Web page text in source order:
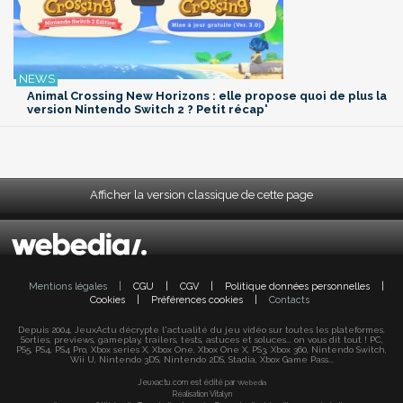
Animal Crossing New Horizons : elle propose quoi de plus la
version Nintendo Switch 2 ? Petit récap'
Afficher la version classique de cette page
Mentions légales CGU CGV Politique données personnelles
Cookies
Préférences cookies Contacts
Depuis 2004, JeuxActu décrypte l'actualité du jeu vidéo sur toutes les plateformes.
Sorties, previews, gameplay, trailers, tests, astuces et soluces... on vous dit tout ! PC,
PS5, PS4, PS4 Pro, Xbox series X, Xbox One, Xbox One X, PS3, Xbox 360, Nintendo Switch,
Wii U, Nintendo 3DS, Nintendo 2DS, Stadia, Xbox Game Pass...
Jeuxactu.com est édité par Webedia
Réalisation Vitalyn